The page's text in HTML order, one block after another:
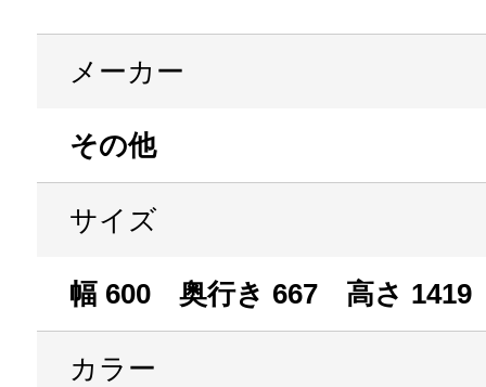
メーカー
その他
サイズ
幅 600 奥行き 667 高さ 1419
カラー